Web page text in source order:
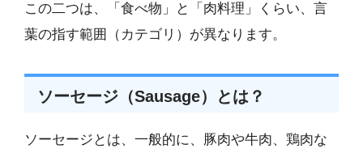
この二つは、「食べ物」と「肉料理」くらい、言
葉の指す範囲（カテゴリ）が異なります。
ソーセージ（Sausage）とは？
ソーセージとは、一般的に、豚肉や牛肉、鶏肉な